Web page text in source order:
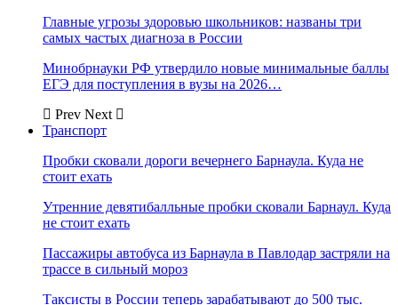
Главные угрозы здоровью школьников: названы три
самых частых диагноза в России
Минобрнауки РФ утвердило новые минимальные баллы
ЕГЭ для поступления в вузы на 2026…
Prev Next
Транспорт
Пробки сковали дороги вечернего Барнаула. Куда не
стоит ехать
Утренние девятибалльные пробки сковали Барнаул. Куда
не стоит ехать
Пассажиры автобуса из Барнаула в Павлодар застряли на
трассе в сильный мороз
Таксисты в России теперь зарабатывают до 500 тыс.